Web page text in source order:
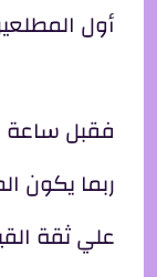
أول
فقبل ساعة
ربما يكون
علي ثقة